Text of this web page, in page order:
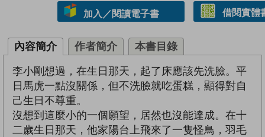
加入／閱讀電子書 借閱實體
內容簡介 作者簡介 本書目錄
李小剛想過，在生日那天，起了床應該先洗臉。平
日馬虎一點沒關係，但不洗臉就吃蛋糕，顯得對自
己生日不尊重。
沒想到這麼小的一個願望，居然也沒能達成。在十
二歲生日那天，他家陽台上飛來了一隻怪鳥，羽毛